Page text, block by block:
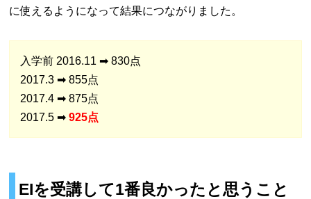
に使えるようになって結果につながりました。
入学前 2016.11 ➡ 830点
2017.3 ➡ 855点
2017.4 ➡ 875点
2017.5 ➡925点
EIを受講して1番良かったと思うこと